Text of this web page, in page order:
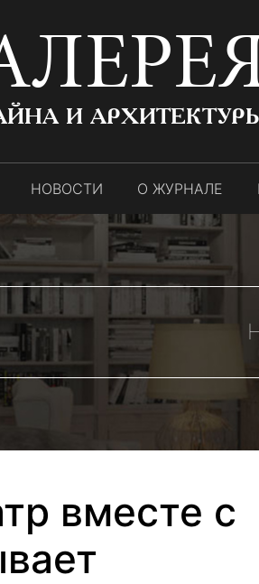
И
НОВОСТИ О ЖУРНАЛЕ
вместе с